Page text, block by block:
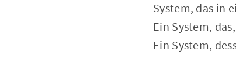
System, das in
Ein System,
Ein System,